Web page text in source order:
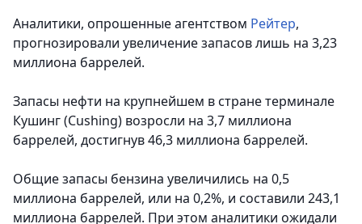
Аналитики, опрошенные агентством Рейтер,
прогнозировали увеличение запасов лишь на 3,23
миллиона баррелей.
Запасы нефти на крупнейшем в стране терминале
Кушинг (Cushing) возросли на 3,7 миллиона
баррелей, достигнув 46,3 миллиона баррелей.
Общие запасы бензина увеличились на 0,5
миллиона баррелей, или на 0,2%, и составили 243,1
миллиона баррелей. При этом аналитики ожидали